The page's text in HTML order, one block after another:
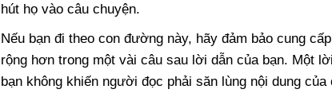
hút họ vào câu chuyện.
Nếu bạn đi theo con đường này, hãy đảm bảo cung
rộng hơn trong một vài câu sau lời dẫn của bạn. Một
bạn không khiến người đọc phải săn lùng nội dung của